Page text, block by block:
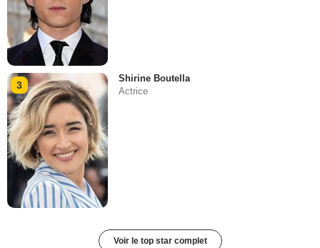
3
Shirine Boutella
Actrice
Voir le top star complet